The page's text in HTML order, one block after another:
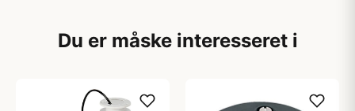
Du er måske interesseret i